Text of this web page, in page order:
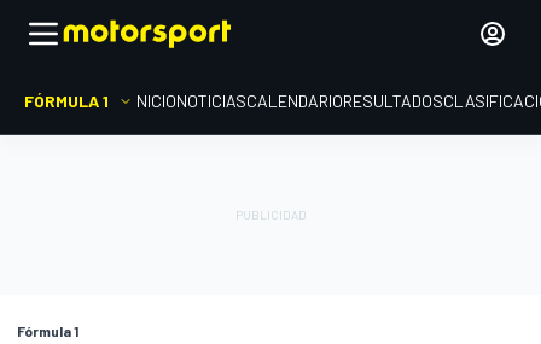
FÓRMULA 1 INICIONOTICIASCALENDARIORESULTADOS
Fórmula 1